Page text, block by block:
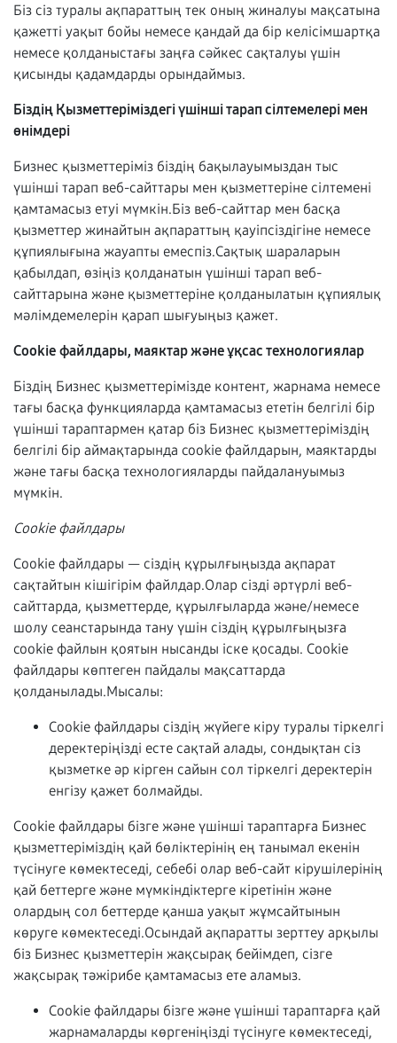
Біз сіз туралы ақпараттың тек оның жиналуы мақсатына
қажетті уақыт бойы немесе қандай да бір келісімшартқа
немесе қолданыстағы заңға сәйкес сақталуы үшін
қисынды қадамдарды орындаймыз.
Біздің Қызметтеріміздегі үшінші тарап сілтемелері мен
өнімдері
Бизнес қызметтеріміз біздің бақылауымыздан тыс
үшінші тарап веб-сайттары мен қызметтеріне сілтемені
қамтамасыз етуі мүмкін.Біз веб-сайттар мен басқа
қызметтер жинайтын ақпараттың қауіпсіздігіне немесе
құпиялығына жауапты емеспіз.Сақтық шараларын
қабылдап, өзіңіз қолданатын үшінші тарап веб-
сайттарына және қызметтеріне қолданылатын құпиялық
мәлімдемелерін қарап шығуыңыз қажет.
Cookie файлдары, маяктар және ұқсас технологиялар
Біздің Бизнес қызметтерімізде контент, жарнама немесе
тағы басқа функцияларда қамтамасыз ететін белгілі бір
үшінші тараптармен қатар біз Бизнес қызметтеріміздің
белгілі бір аймақтарында cookie файлдарын, маяктарды
және тағы басқа технологияларды пайдалануымыз
мүмкін.
Cookie файлдары
Cookie файлдары — сіздің құрылғыңызда ақпарат
сақтайтын кішігірім файлдар.Олар сізді әртүрлі веб-
сайттарда, қызметтерде, құрылғыларда және/немесе
шолу сеанстарында тану үшін сіздің құрылғыңызға
cookie файлын қоятын нысанды іске қосады. Cookie
файлдары көптеген пайдалы мақсаттарда
қолданылады.Мысалы:
Cookie файлдары сіздің жүйеге кіру туралы тіркелгі
деректеріңізді есте сақтай алады, сондықтан сіз
қызметке әр кірген сайын сол тіркелгі деректерін
енгізу қажет болмайды.
Cookie файлдары бізге және үшінші тараптарға Бизнес
қызметтеріміздің қай бөліктерінің ең танымал екенін
түсінуге көмектеседі, себебі олар веб-сайт кірушілерінің
қай беттерге және мүмкіндіктерге кіретінін және
олардың сол беттерде қанша уақыт жұмсайтынын
көруге көмектеседі.Осындай ақпаратты зерттеу арқылы
біз Бизнес қызметтерін жақсырақ бейімдеп, сізге
жақсырақ тәжірибе қамтамасыз ете аламыз.
Cookie файлдары бізге және үшінші тараптарға қай
жарнамаларды көргеніңізді түсінуге көмектеседі,